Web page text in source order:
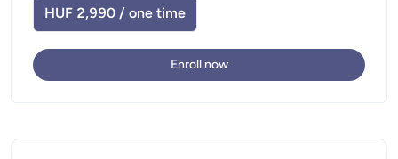
HUF 2,990 / one time
Enroll now